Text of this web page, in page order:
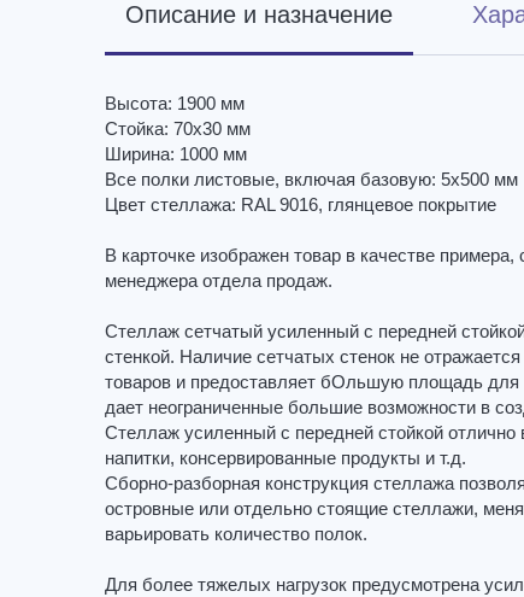
Описание и назначение
Высота: 1900 мм
Стойка: 70х30 мм
Ширина: 1000 мм
Все полки листовые, включая базовую: 5х500 мм
Цвет стеллажа: RAL 9016, глянцевое покрытие
В карточке изображен товар в качестве
менеджера отдела продаж.
Стеллаж сетчатый усиленный с передней
стенкой. Наличие сетчатых стенок не
товаров и предоставляет бОльшую площадь для
дает неограниченные большие возможности в
Стеллаж усиленный с передней стойкой отлично
напитки, консервированные продукты и т.д.
Сборно-разборная конструкция стеллажа
островные или отдельно стоящие стеллажи,
варьировать количество полок.
Для более тяжелых нагрузок предусмотрена